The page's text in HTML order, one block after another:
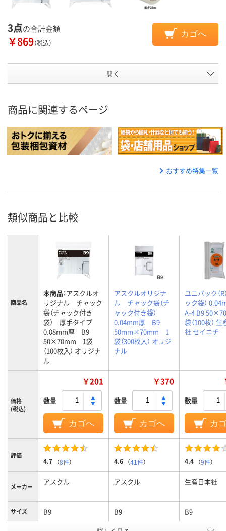
3点の合計金額
￥869（税込）
カゴへ
開く
商品に関連するページ
おすすめ特集一覧
類似商品と比較
商品名
本商品：アスクルオ
リジナル チャック
袋（チャック付き
袋） 厚手タイプ
0.08mm厚 B9
50×70mm 1袋
（100枚入） オリジナ
ル
アスクルオリジナ
ル チャック袋（チ
ャック付き袋）
0.04mm厚 B9
50mm×70mm 1
袋（300枚入） オリジ
ナル
ユニパック（R
ック袋）
A-4 B9
袋（100枚）
社 セイニチ
価格
(税込)
￥201
数量
カゴへ
￥370
数量
カゴへ
数量
カ
評価
4.7 （8件） 4.6 （41件） 4.4 （9件）
メーカー アスクル アスクル 生産日本社
サイズ B9 B9 B9